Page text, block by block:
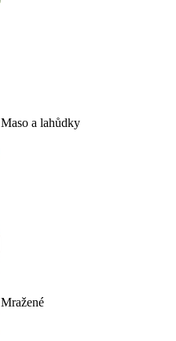
Maso a lahůdky
Mražené